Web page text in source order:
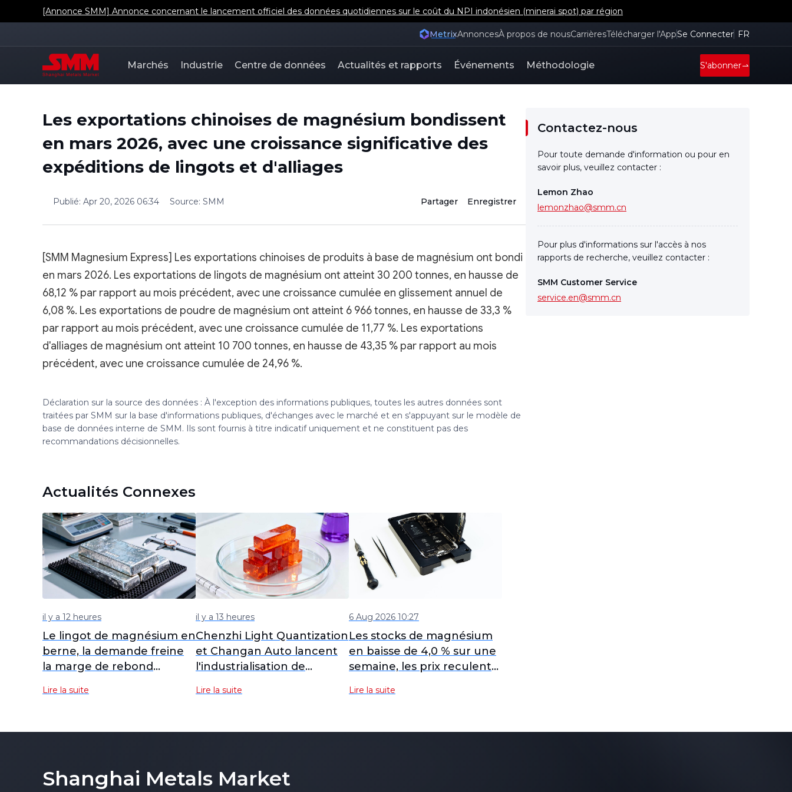
[Annonce SMM] Annonce concernant le lancement officiel des données quotidiennes sur le coût du NPI indonésien (minerai spot) par région
MetrixAnnoncesÀ propos de nousCarrièresTélécharger l'AppSe Connecter FR
Marchés Industrie Centre de données Actualités et rapports Événements Méthodologie S'abonner
Les exportations chinoises de magnésium bondissent
en mars 2026, avec une croissance significative des
expéditions de lingots et d'alliages
Publié: Apr 20, 2026 06:34 Source: SMM Partager Enregistrer
[SMM Magnesium Express] Les exportations chinoises de produits à base de magnésium ont bondi
en mars 2026. Les exportations de lingots de magnésium ont atteint 30 200 tonnes, en hausse de
68,12 % par rapport au mois précédent, avec une croissance cumulée en glissement annuel de
6,08 %. Les exportations de poudre de magnésium ont atteint 6 966 tonnes, en hausse de 33,3 %
par rapport au mois précédent, avec une croissance cumulée de 11,77 %. Les exportations
d'alliages de magnésium ont atteint 10 700 tonnes, en hausse de 43,35 % par rapport au mois
précédent, avec une croissance cumulée de 24,96 %.
Déclaration sur la source des données : À l'exception des informations publiques, toutes les autres données sont
traitées par SMM sur la base d'informations publiques, d'échanges avec le marché et en s'appuyant sur le modèle de
base de données interne de SMM. Ils sont fournis à titre indicatif uniquement et ne constituent pas des
recommandations décisionnelles.
Actualités Connexes
il y a 12 heures
Le lingot de magnésium en
berne, la demande freine
la marge de rebond
SMM sur le magnésium]
Lire la suite
il y a 13 heures
Chenzhi Light Quantization
et Changan Auto lancent
l'industrialisation de
pour véhicules électriques
Lire la suite
6 Aug 2026 10:27
Les stocks de magnésium
en baisse de 4,0 % sur une
semaine, les prix reculent
demande et de contraintes
Lire la suite
Contactez-nous
Pour toute demande d'information ou pour en
savoir plus, veuillez contacter :
Lemon Zhao
lemonzhao@smm.cn
Pour plus d'informations sur l'accès à nos
rapports de recherche, veuillez contacter :
SMM Customer Service
service.en@smm.cn
Shanghai Metals Market